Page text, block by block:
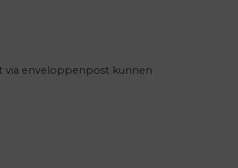
via enveloppenpost kunnen